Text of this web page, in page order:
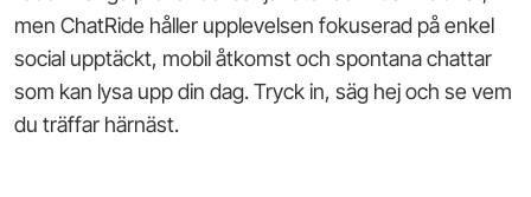
men ChatRide håller upplevelsen fokuserad på enkel
social upptäckt, mobil åtkomst och spontana chattar
som kan lysa upp din dag. Tryck in, säg hej och se vem
du träffar härnäst.